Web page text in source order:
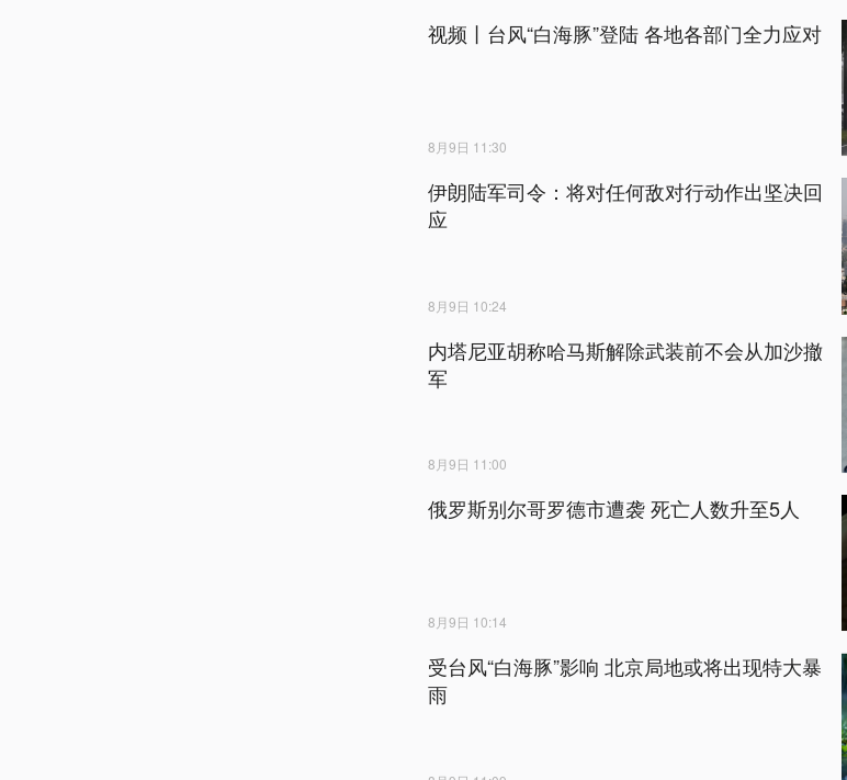
视频丨台风“白海豚”登陆 各地各部门全力应对
8月9日 11:30
伊朗陆军司令：将对任何敌对行动作出坚决回
应
8月9日 10:24
内塔尼亚胡称哈马斯解除武装前不会从加沙撤
军
8月9日 11:00
俄罗斯别尔哥罗德市遭袭 死亡人数升至5人
8月9日 10:14
受台风“白海豚”影响 北京局地或将出现特大暴
雨